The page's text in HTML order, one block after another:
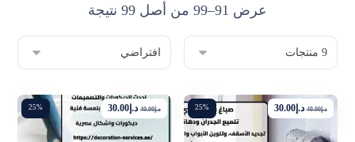
عرض 91–99 من أصل 99 نتيجة
25% د.إ40.00 د.إ30.00
25% د.إ40.00 د.إ30.00